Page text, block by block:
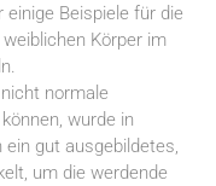
Beispiele für die
Körper im
normale
wurde in
gut ausgebildetes,
um die werdende